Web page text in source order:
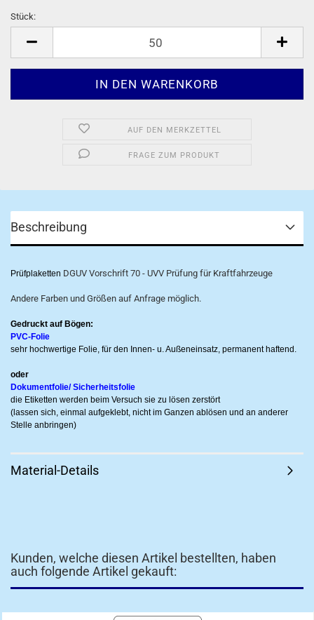
Stück:
AUF DEN MERKZETTEL
FRAGE ZUM PRODUKT
Beschreibung
Prüfplaketten DGUV Vorschrift 70 - UVV Prüfung für Kraftfahrzeuge
Andere Farben und Größen auf Anfrage möglich.
Gedruckt auf Bögen:
PVC-Folie
sehr hochwertige Folie, für den Innen- u. Außeneinsatz, permanent haftend.
oder
Dokumentfolie/ Sicherheitsfolie
die Etiketten werden beim Versuch sie zu lösen zerstört
(lassen sich, einmal aufgeklebt, nicht im Ganzen ablösen und an anderer
Stelle anbringen)
Material-Details
Kunden, welche diesen Artikel bestellten, haben
auch folgende Artikel gekauft: